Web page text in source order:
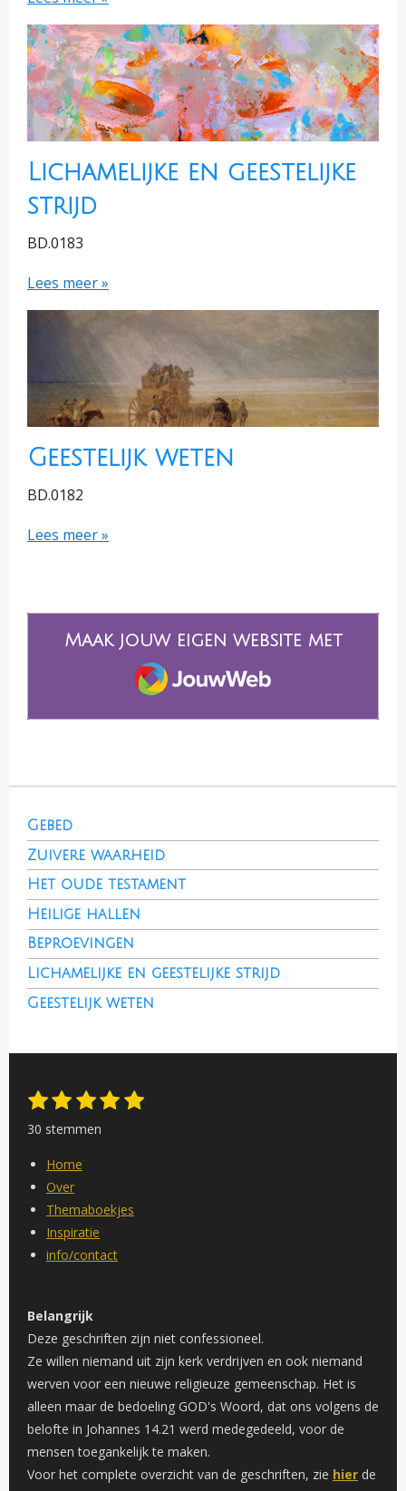
Lichamelijke en geestelijke
strijd
BD.0183
Lees meer »
Geestelijk weten
BD.0182
Lees meer »
Maak jouw eigen website met
JouwWeb
Gebed
Zuivere waarheid
Het oude testament
Heilige hallen
Beproevingen
Lichamelijke en geestelijke strijd
Geestelijk weten
R
a
n
g
4
1
s
t
e
r
2
s
t
e
r
r
e
n
3
s
t
e
r
r
e
n
4
s
t
r
e
n
5
r
S
30 stemmen
Home
Over
Themaboekjes
Inspiratie
info/contact
Belangrijk
Deze geschriften zijn niet confessioneel.
Ze willen niemand uit zijn kerk verdrijven en ook niemand
werven voor een nieuwe religieuze gemeenschap. Het is
alleen maar de bedoeling GOD's Woord, dat ons volgens de
belofte in Johannes 14.21 werd medegedeeld, voor de
mensen toegankelijk te maken.
Voor het complete overzicht van de geschriften, zie hier de